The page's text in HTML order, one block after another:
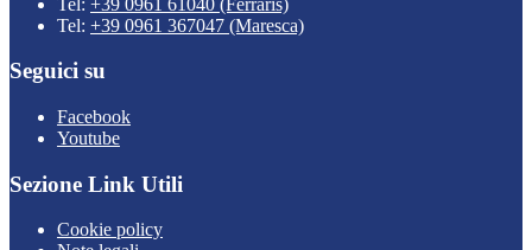
Tel: +39 0961 367047 (Maresca)
Seguici su
Facebook
Youtube
Sezione Link Utili
Cookie policy